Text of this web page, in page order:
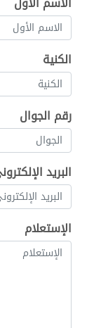
الكنية
رقم الجوال
البريد
الإستعلام